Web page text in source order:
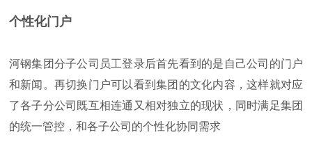
个性化门户
河钢集团分子公司员工登录后首先看到的是自己公司的门户
和新闻。再切换门户可以看到集团的文化内容，这样就对应
了各子分公司既互相连通又相对独立的现状，同时满足集团
的统一管控，和各子公司的个性化协同需求